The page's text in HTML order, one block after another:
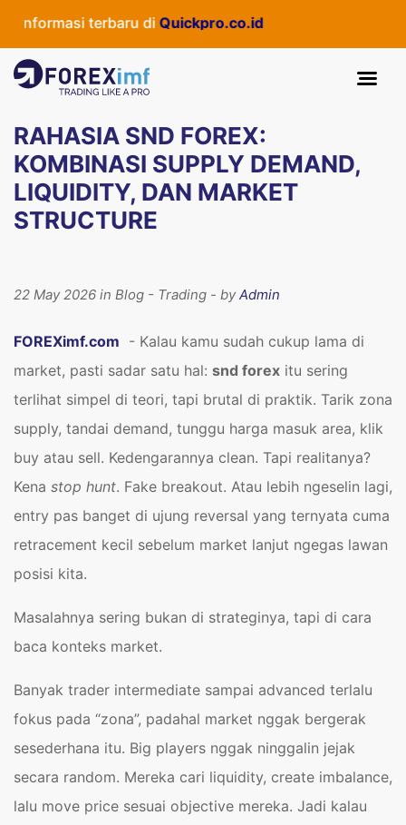
terbaru diQuickpro.co.id
RAHASIA SND FOREX:
KOMBINASI SUPPLY DEMAND,
LIQUIDITY, DAN MARKET
STRUCTURE
22 May 2026 in Blog - Trading - byAdmin
FOREXimf.com - Kalau kamu sudah cukup lama di
market, pasti sadar satu hal: snd forex itu sering
terlihat simpel di teori, tapi brutal di praktik. Tarik zona
supply, tandai demand, tunggu harga masuk area, klik
buy atau sell. Kedengarannya clean. Tapi realitanya?
Kena stop hunt. Fake breakout. Atau lebih ngeselin lagi,
entry pas banget di ujung reversal yang ternyata cuma
retracement kecil sebelum market lanjut ngegas lawan
posisi kita.
Masalahnya sering bukan di strateginya, tapi di cara
baca konteks market.
Banyak trader intermediate sampai advanced terlalu
fokus pada “zona”, padahal market nggak bergerak
sesederhana itu. Big players nggak ninggalin jejak
secara random. Mereka cari liquidity, create imbalance,
lalu move price sesuai objective mereka. Jadi kalau